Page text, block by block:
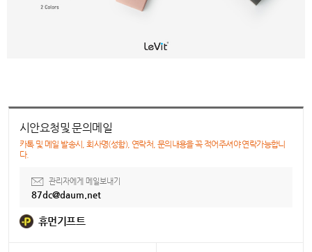
시안요청및 문의메일
카톡 및 메일 발송시, 회사명(성함), 연락처, 문의내용을 꼭 적어주셔야 연락가능합니
다.
관리자에게 메일보내기
87dc@daum.net
휴먼기프트